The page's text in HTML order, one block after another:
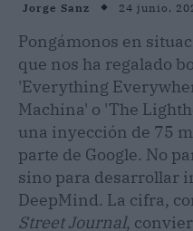
Jorge Sanz 24 junio,
Pongámonos en
que nos ha regalado
'Everything
Machina' o 'The
una inyección de 75
parte de Google. No
sino para desarrollar
DeepMind. La cifra,
Street Journal,